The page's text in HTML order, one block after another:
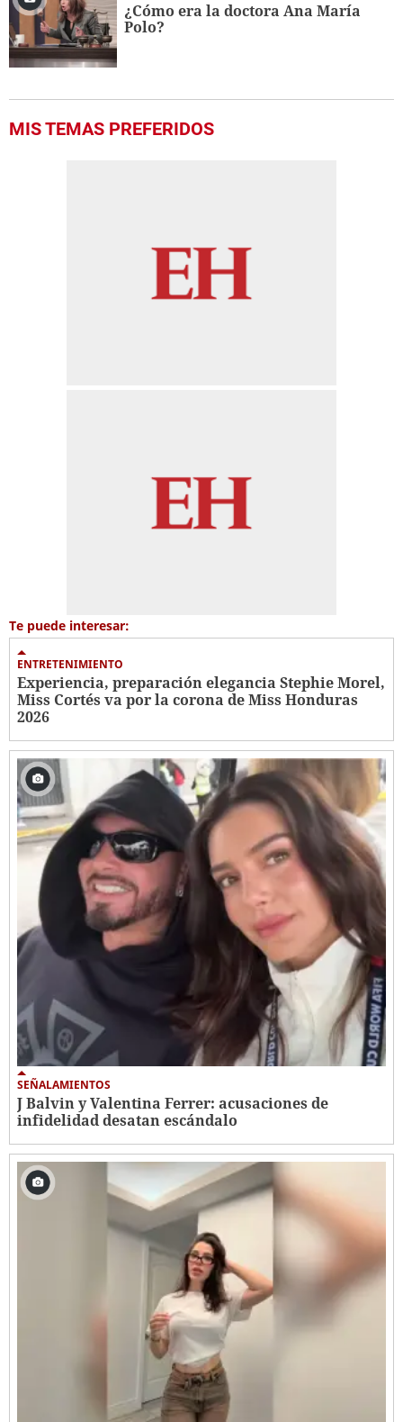
¿Cómo era la doctora Ana María
Polo?
MIS TEMAS PREFERIDOS
Te puede interesar:
ENTRETENIMIENTO
Experiencia, preparación elegancia Stephie Morel,
Miss Cortés va por la corona de Miss Honduras
2026
SEÑALAMIENTOS
J Balvin y Valentina Ferrer: acusaciones de
infidelidad desatan escándalo